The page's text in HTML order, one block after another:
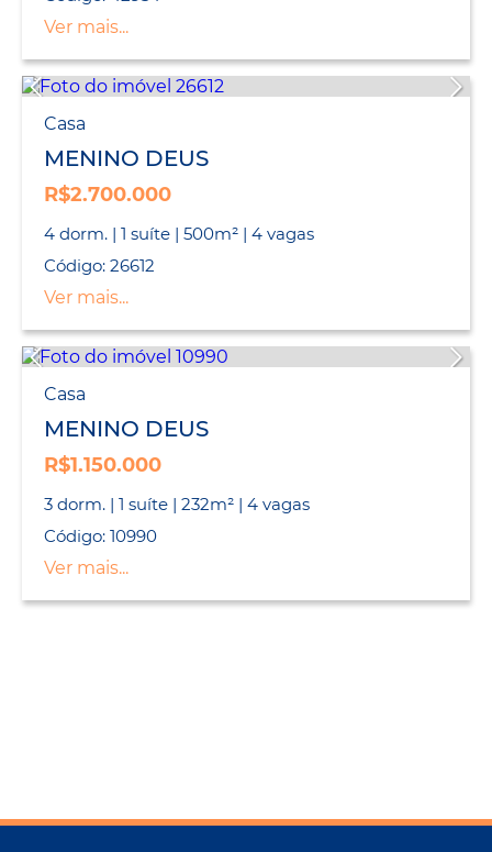
Ver mais...
Casa
MENINO DEUS
R$2.700.000
4 dorm. | 1 suíte | 500m² | 4 vagas
Código: 26612
Ver mais...
Casa
MENINO DEUS
R$1.150.000
3 dorm. | 1 suíte | 232m² | 4 vagas
Código: 10990
Ver mais...